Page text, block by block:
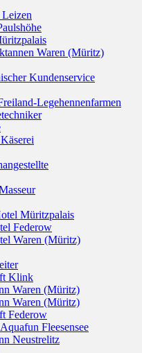
Waren (Müritz)
Kundenservice
Legehennenfarmen
Müritzpalais
Federow
Waren (Müritz)
Klink
Waren (Müritz)
Waren (Müritz)
Federow
Fleesensee
Neustrelitz